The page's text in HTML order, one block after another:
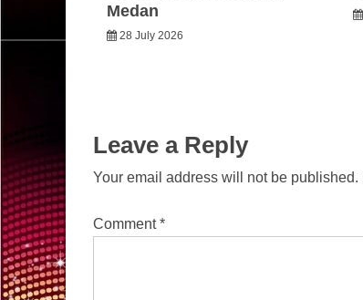
Medan
28 July 2026
Leave a Reply
Your email address will not be published.
Comment*